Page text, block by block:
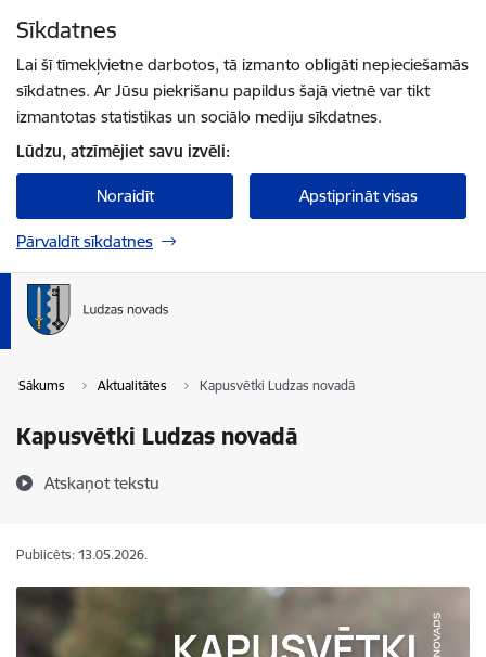
Sīkdatnes
Lai šī tīmekļvietne darbotos, tā izmanto obligāti nepieciešamās
sīkdatnes. Ar Jūsu piekrišanu papildus šajā vietnē var tikt
izmantotas statistikas un sociālo mediju sīkdatnes.
Lūdzu, atzīmējiet savu izvēli:
Noraidīt Apstiprināt visas
Pārvaldīt sīkdatnes
Sākums Aktualitātes Kapusvētki Ludzas novadā
Kapusvētki Ludzas novadā
Atskaņot tekstu
Publicēts: 13.05.2026.